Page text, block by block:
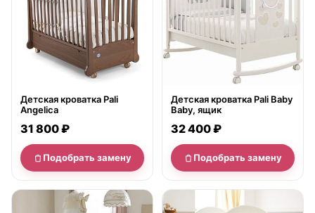
Детская кроватка Pali
Angelica
31 800 ₽
Подобрать замену
Детская кроватка Pali Baby
Baby, ящик
32 400 ₽
Подобрать замену
нет в продаже нет в продаже